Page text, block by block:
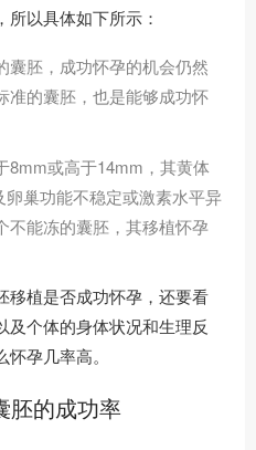
以具体如下所示：
囊胚，成功怀孕的机会仍然
准的囊胚，也是能够成功怀
8mm或高于14mm，其黄体
巢功能不稳定或激素水平异
不能冻的囊胚，其移植怀孕
移植是否成功怀孕，还要看
及个体的身体状况和生理反
孕几率高。
胚的成功率